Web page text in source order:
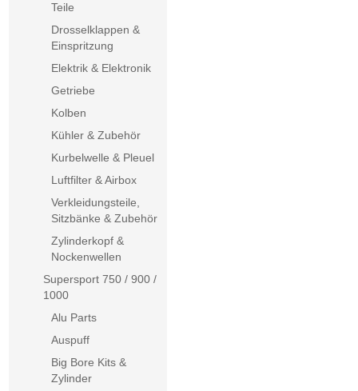
Teile
Drosselklappen &
Einspritzung
Elektrik & Elektronik
Getriebe
Kolben
Kühler & Zubehör
Kurbelwelle & Pleuel
Luftfilter & Airbox
Verkleidungsteile,
Sitzbänke & Zubehör
Zylinderkopf &
Nockenwellen
Supersport 750 / 900 /
1000
Alu Parts
Auspuff
Big Bore Kits &
Zylinder